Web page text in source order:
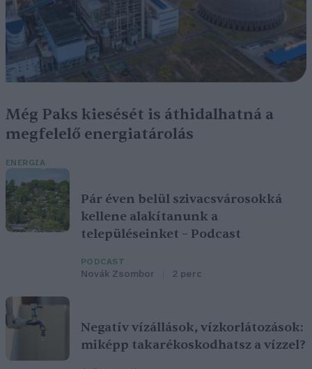
Még Paks kiesését is áthidalhatná a
megfelelő energiatárolás
ENERGIA
Pár éven belül szivacsvárosokká
kellene alakítanunk a
településeinket – Podcast
PODCAST
Novák Zsombor 2 perc
Negatív vízállások, vízkorlátozások:
miképp takarékoskodhatsz a vízzel?